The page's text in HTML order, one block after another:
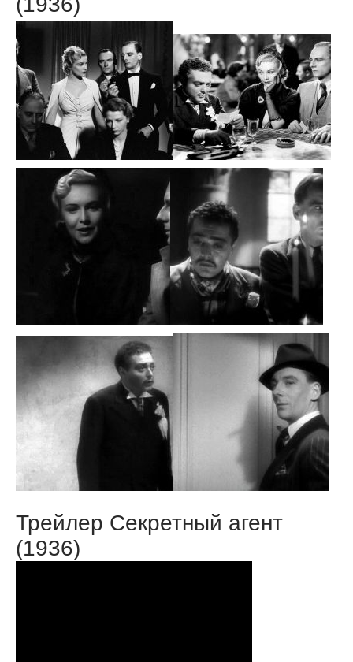
Трейлер Секретный агент
(1936)